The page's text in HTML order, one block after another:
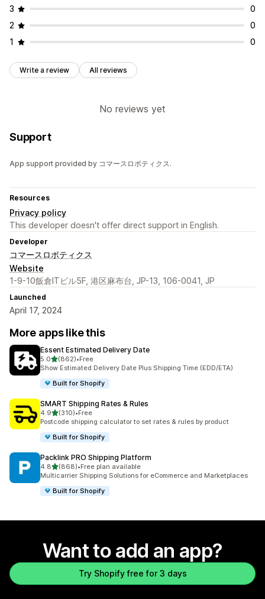
3
0
2
0
1
0
Write a review All reviews
No reviews yet
Support
App support provided by コマースロボティクス.
Resources
Privacy policy
This developer doesn't offer direct support in English.
Developer
コマースロボティクス
Website
1-9-10飯倉ITビル5F, 港区麻布台, JP-13, 106-0041, JP
Launched
April 17, 2024
More apps like this
Essent Estimated Delivery Date
5.0out of 5 stars
(862)
862 total reviews
•Free
Show Estimated Delivery Date Plus Shipping Time (EDD/ETA)
Built for Shopify
SMART Shipping Rates & Rules
4.9out of 5 stars
(310)
310 total reviews
•Free
Postcode shipping calculator to set rates & rules by product
Built for Shopify
Packlink PRO Shipping Platform
4.8out of 5 stars
(868)
868 total reviews
•Free plan available
Multicarrier Shipping Solutions for eCommerce and Marketplaces
Built for Shopify
Want to add an app?
Try Shopify free for 3 days